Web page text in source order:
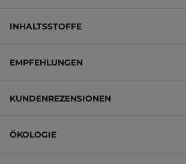
INHALTSSTOFFE
EMPFEHLUNGEN
KUNDENREZENSIONEN
ÖKOLOGIE